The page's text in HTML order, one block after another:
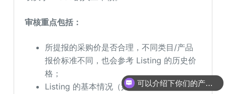
审核重点包括：
所提报的采购价是否合理，不同类目/产品
报价标准不同，也会参考 Listing 的历史价
格；
Listing 的基本情况（如评分、Review数、
你们是怎么收费的呢